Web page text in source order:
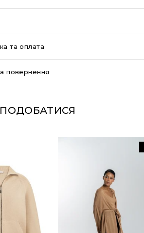
та оплата
повернення